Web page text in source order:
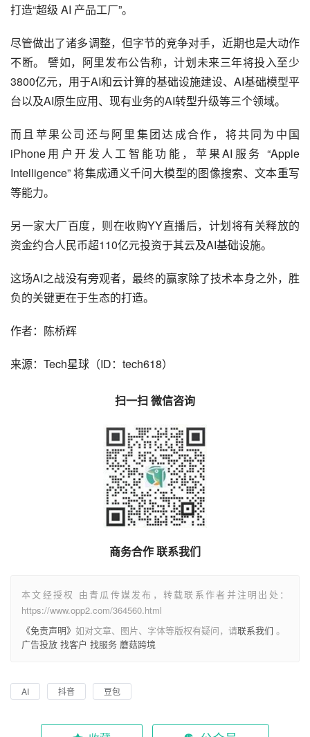
打造“超级 AI 产品工厂”。
尽管做出了诸多调整，但字节的竞争对手，近期也是大动作
不断。 譬如，阿里发布公告称，计划未来三年将投入至少
3800亿元，用于AI和云计算的基础设施建设、AI基础模型平
台以及AI原生应用、现有业务的AI转型升级等三个领域。
而且苹果公司还与阿里集团达成合作，将共同为中国
iPhone用户开发人工智能功能，苹果AI服务 “Apple
Intelligence” 将集成通义千问大模型的图像搜索、文本重写
等能力。
另一家大厂百度，则在收购YY直播后，计划将有关释放的
资金约合人民币超110亿元投资于其云及AI基础设施。
这场AI之战没有旁观者，最终的赢家除了技术本身之外，胜
负的关键更在于生态的打造。
作者：陈桥辉
来源：Tech星球（ID：tech618）
扫一扫 微信咨询
商务合作 联系我们
本文经授权 由青瓜传媒发布，转载联系作者并注明出处：
https://www.opp2.com/364560.html
《免责声明》 如对文章、图片、字体等版权有疑问，请联系我们 。
广告投放 找客户 找服务 蘑菇跨境
AI 抖音 豆包